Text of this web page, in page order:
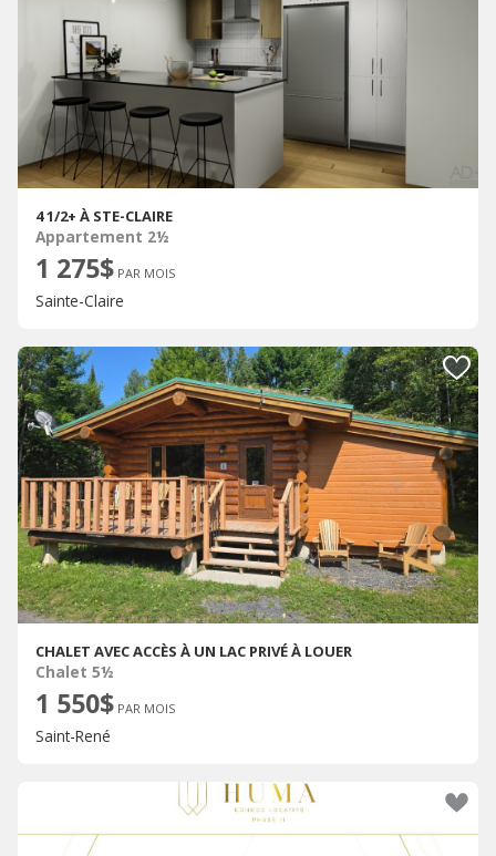
4 1/2+ À STE-CLAIRE
Appartement 2½
1 275$ PAR MOIS
Sainte-Claire
CHALET AVEC ACCÈS À UN LAC PRIVÉ À LOUER
Chalet 5½
1 550$ PAR MOIS
Saint-René